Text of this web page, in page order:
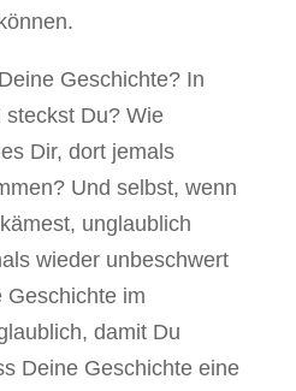
Geschichte? In
Du? Wie
Dir, dort jemals
Und selbst, wenn
unglaublich
wieder unbeschwert
Geschichte im
damit Du
Deine Geschichte eine